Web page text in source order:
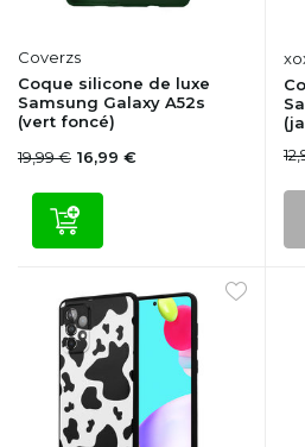
Coverzs
Coque silicone de luxe
Samsung Galaxy A52s
(vert foncé)
19,99 € 16,99 €